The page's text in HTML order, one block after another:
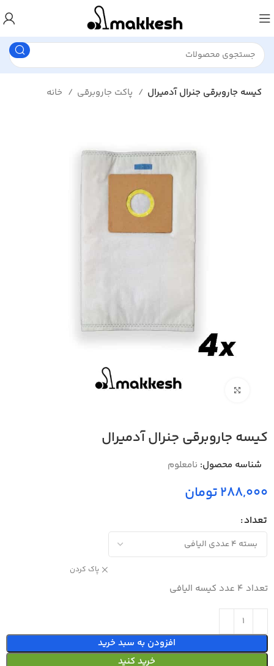
کیسه جاروبرقی جنرال آدمیرال
بزرگنمایی تصویر
کیسه جاروبرقی جنرال آدمیرال
شناسه محصول: نامعلوم
288,000 تومان
تعداد
پاک کردن
تعداد 4 عدد کیسه الیافی
افزودن به سبد خرید
خرید کنید